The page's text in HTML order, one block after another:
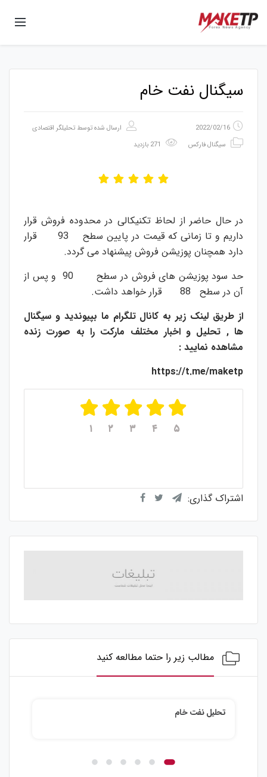
سیگنال نفت خام
2022/02/16 ارسال شده توسط تحلیلگر اقتصادی
سیگنال فارکس
در حال حاضر از لحاظ تکنیکالی در محدوده فروش قرار
داریم و تا زمانی که قیمت در پایین سطح 93 قرار
دارد همچنان پوزیشن فروش پیشنهاد می گردد.
حد سود پوزیشن های فروش در سطح 90 و پس از
آن در سطح 88 قرار خواهد داشت.
از طریق لینک زیر به کانال تلگرام ما بپیوندید و سیگنال
ها , تحلیل و اخبار مختلف مارکت را به صورت زنده
مشاهده نمایید :
https://t.me/maketp
۱ ۲ ۳ ۴ ۵
اشتراک گذاری:
مطالب زیر را حتما مطالعه کنید
تحلیل نفت خام